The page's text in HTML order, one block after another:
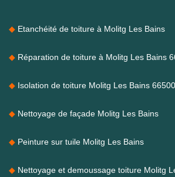
Etanchéité de toiture à Molitg Les Bains
Réparation de toiture à Molitg Les Bains
Isolation de toiture Molitg Les Bains 66500
Nettoyage de façade Molitg Les Bains
Peinture sur tuile Molitg Les Bains
Nettoyage et demoussage toiture Molitg